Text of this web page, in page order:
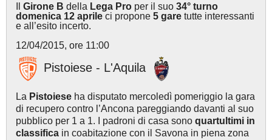
Girone B della Lega Pro per il suo 34° turno
domenica 12 aprile ci propone 5 gare tutte interessanti
e all’esito incerto.
12/04/2015, ore 11:00
Pistoiese - L'Aquila
La Pistoiese ha disputato mercoledì pomeriggio la gara
di recupero contro l’Ancona pareggiando davanti al suo
pubblico per 1 a 1. I padroni di casa sono quartultimi in
classifica in coabitazione con il Savona in piena zona